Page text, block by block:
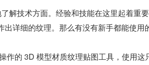
解技术方面。经验和技能在这里起着重
详细的纹理。那么有没有新手都能使用
作的 3D 模型材质纹理贴图工具，使用这